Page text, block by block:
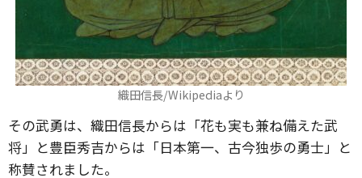
織田信長/Wikipediaより
その武勇は、織田信長からは「花も実も兼ね備えた武
将」と豊臣秀吉からは「日本第一、古今独歩の勇士」と
称賛されました。